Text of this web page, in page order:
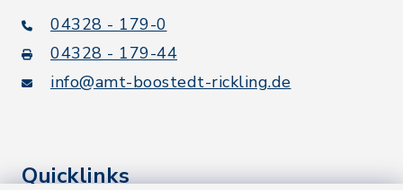
04328 - 179-0
04328 - 179-44
info@amt-boostedt-rickling.de
Quicklinks